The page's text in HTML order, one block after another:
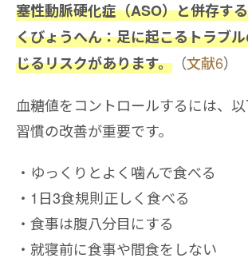
塞性動脈硬化症（ASO）と併存す
くびょうへん：足に起こるトラブ
じるリスクがあります。 （文献6）
血糖値をコントロールするには、
習慣の改善が重要です。
ゆっくりとよく噛んで食べる
1日3食規則正しく食べる
食事は腹八分目にする
就寝前に食事や間食をしない